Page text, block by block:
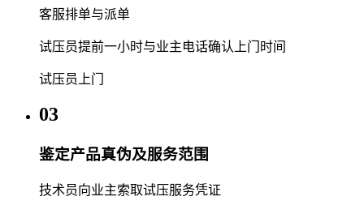
客服排单与派单
试压员提前一小时与业主电话确认上门时间
试压员上门
03
鉴定产品真伪及服务范围
技术员向业主索取试压服务凭证